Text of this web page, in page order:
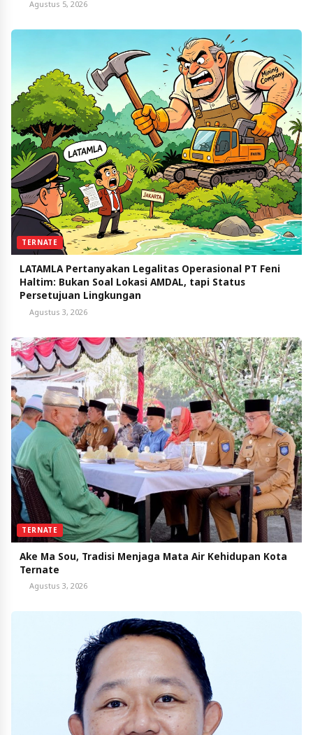
Agustus 5, 2026
TERNATE
LATAMLA Pertanyakan Legalitas Operasional PT Feni
Haltim: Bukan Soal Lokasi AMDAL, tapi Status
Persetujuan Lingkungan
Agustus 3, 2026
TERNATE
Ake Ma Sou, Tradisi Menjaga Mata Air Kehidupan Kota
Ternate
Agustus 3, 2026